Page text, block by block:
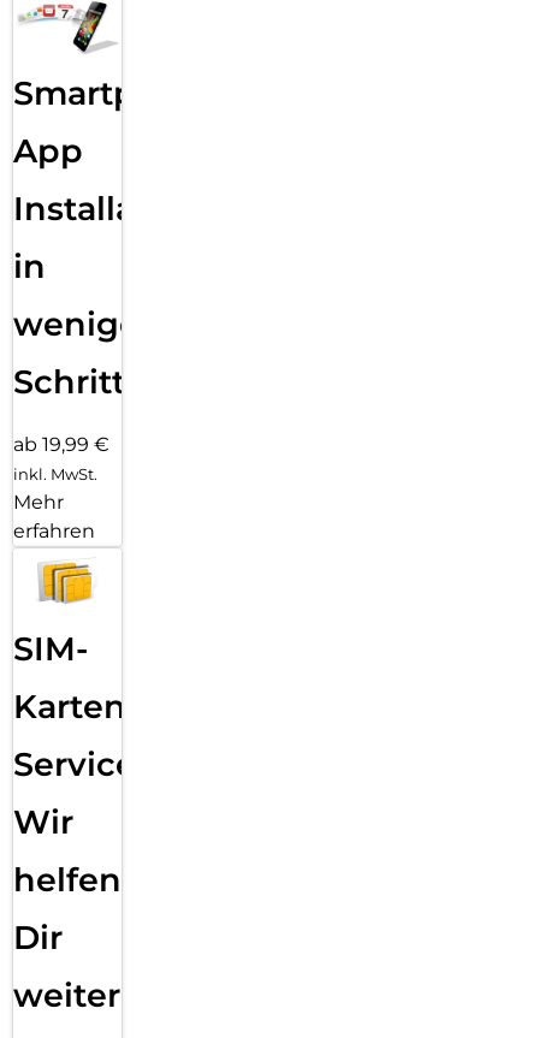
Smartphone
App
Installation
in
wenigen
Schritten
ab 19,99 €
inkl. MwSt.
Mehr
erfahren
SIM-
Karten
Service:
Wir
helfen
Dir
weiter